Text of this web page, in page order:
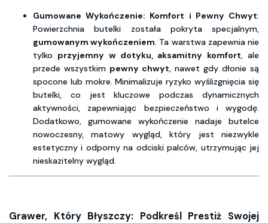
Gumowane Wykończenie: Komfort i Pewny Chwyt:
Powierzchnia butelki została pokryta specjalnym,
gumowanym wykończeniem. Ta warstwa zapewnia nie
tylko przyjemny w dotyku, aksamitny komfort, ale
przede wszystkim pewny chwyt, nawet gdy dłonie są
spocone lub mokre. Minimalizuje ryzyko wyślizgnięcia się
butelki, co jest kluczowe podczas dynamicznych
aktywności, zapewniając bezpieczeństwo i wygodę.
Dodatkowo, gumowane wykończenie nadaje butelce
nowoczesny, matowy wygląd, który jest niezwykle
estetyczny i odporny na odciski palców, utrzymując jej
nieskazitelny wygląd.
Grawer, Który Błyszczy: Podkreśl Prestiż Swojej